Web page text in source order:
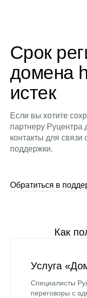
Срок
домена
истек
Если вы хотите
партнеру Руцентра
контакты для
поддержки.
Обратиться в
Как
Услуга
Специалисты
переговоры с